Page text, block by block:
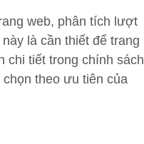
web, phân tích lượt
là cần thiết để trang
chi tiết trong chính sách
theo ưu tiên của